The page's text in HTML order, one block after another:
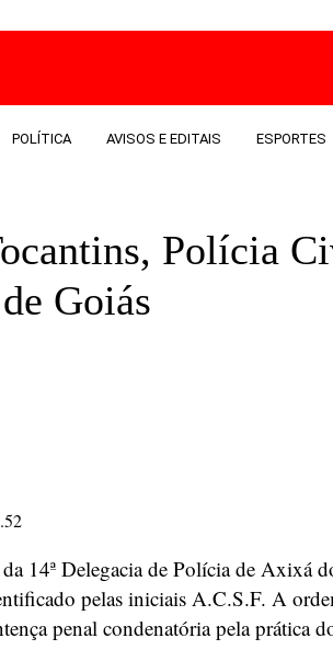
POLÍTICA AVISOS E EDITAIS ESPORTES
Polícia
Goiás
14ª Delegacia de Polícia de Axixá
pelas iniciais A.C.S.F. A
penal condenatória pela prática